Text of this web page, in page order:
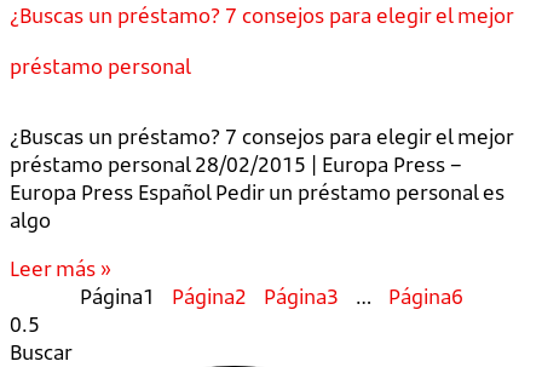
¿Buscas un préstamo? 7 consejos para elegir el mejor
préstamo personal
¿Buscas un préstamo? 7 consejos para elegir el mejor
préstamo personal 28/02/2015 | Europa Press –
Europa Press Español Pedir un préstamo personal es
algo
Leer más »
Página1 Página2 Página3 … Página6
Buscar